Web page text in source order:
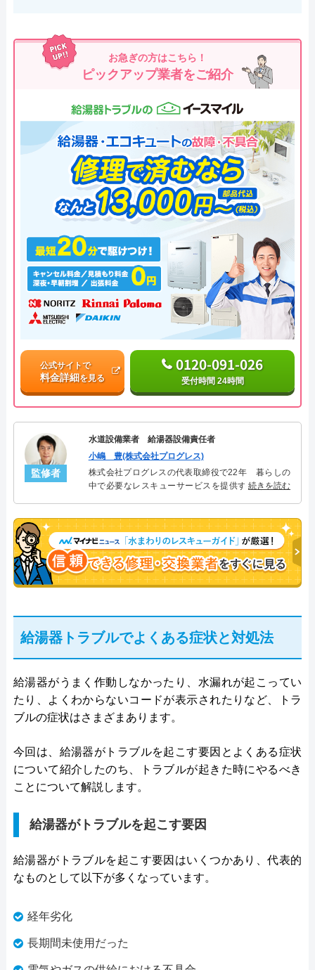
お急ぎの方はこちら！
ピックアップ業者をご紹介
公式サイトで
料金詳細を見る
0120-091-026
受付時間 24時間
監修者
水道設備業者 給湯器設備責任者
小嶋 豊(株式会社プログレス)
株式会社プログレスの代表取締役で22年 暮らしの
中で必要なレスキューサービスを提供する株式会社
決。多くのお客様に信頼される「給湯器」のスペシ
ャリスト。
続きを読む
給湯器トラブルでよくある症状と対処法
給湯器がうまく作動しなかったり、水漏れが起こってい
たり、よくわからないコードが表示されたりなど、トラ
ブルの症状はさまざまあります。
今回は、給湯器がトラブルを起こす要因とよくある症状
について紹介したのち、トラブルが起きた時にやるべき
ことについて解説します。
給湯器がトラブルを起こす要因
給湯器がトラブルを起こす要因はいくつかあり、代表的
なものとして以下が多くなっています。
経年劣化
長期間未使用だった